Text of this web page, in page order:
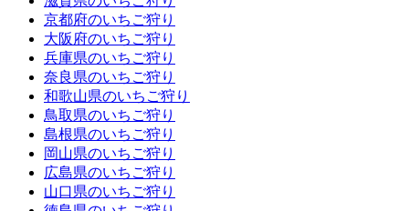
京都府のいちご狩り
大阪府のいちご狩り
兵庫県のいちご狩り
奈良県のいちご狩り
和歌山県のいちご狩り
鳥取県のいちご狩り
島根県のいちご狩り
岡山県のいちご狩り
広島県のいちご狩り
山口県のいちご狩り